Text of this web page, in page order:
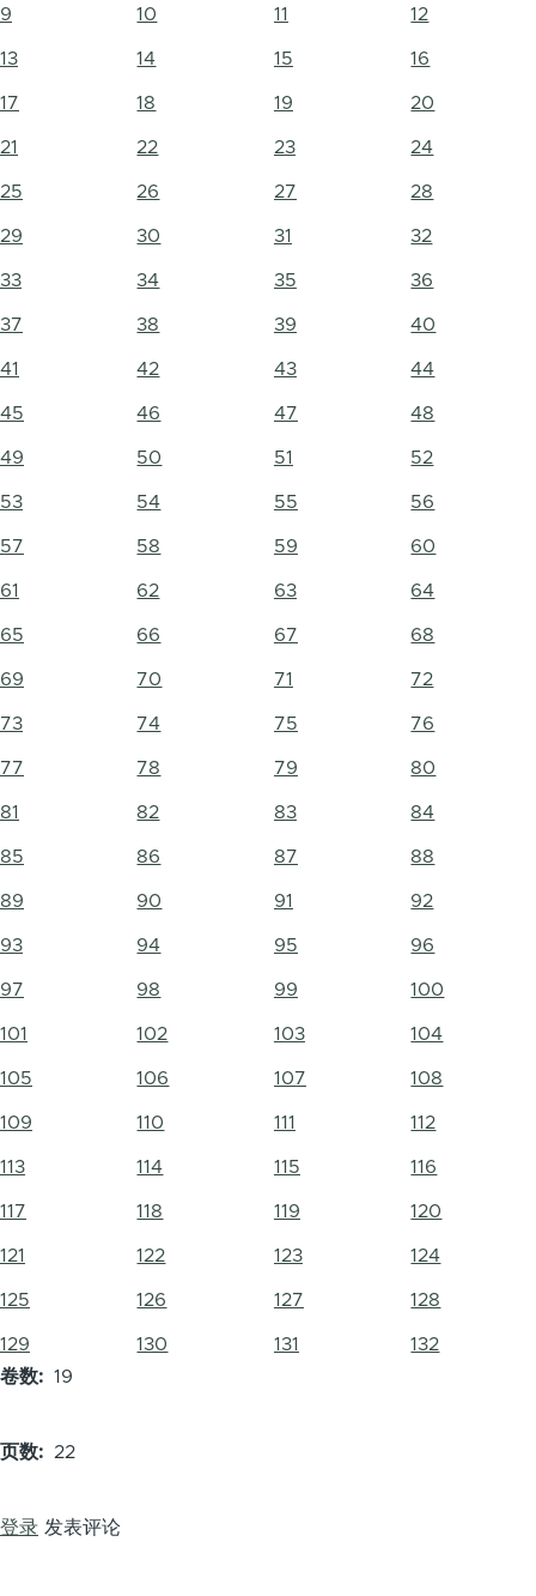
9 10 11 12
13 14 15 16
17 18 19 20
21 22 23 24
25 26 27 28
29 30 31 32
33 34 35 36
37 38 39 40
41 42 43 44
45 46 47 48
49 50 51 52
53 54 55 56
57 58 59 60
61 62 63 64
65 66 67 68
69 70 71 72
73 74 75 76
77 78 79 80
81 82 83 84
85 86 87 88
89 90 91 92
93 94 95 96
97 98 99 100
101 102 103 104
105 106 107 108
109 110 111 112
113 114 115 116
117 118 119 120
121 122 123 124
125 126 127 128
129 130 131
132
卷数
19
页数 22
登录 发表评论